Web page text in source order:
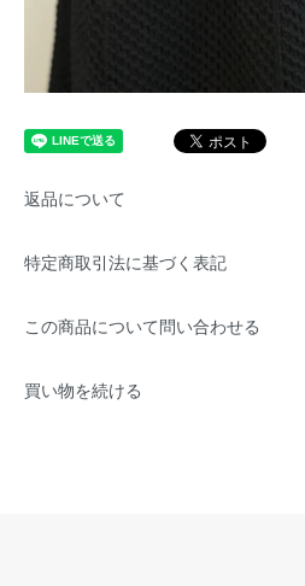
返品について
特定商取引法に基づく表記
この商品について問い合わせる
買い物を続ける